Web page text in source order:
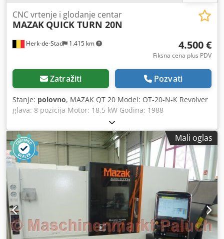
Herk-de-Stad 1.415 km
CNC vrtenje i glodanje centar
MAZAK QUICK TURN 20N
4.500 €
Fiksna cena plus PDV
Zatražiti Pozvati
Stanje: polovno, MAZAK QT 20 Model: OT-20-N-K Revolver
glava: 8 pozicija Motor: 18,5 kW Godina: 1988
Dsdowulzvepfx Anuokr Težina: 11.700 lbs Stezna glava:
prečnik 250 obnovljena upravljačka tabla
Mali oglas